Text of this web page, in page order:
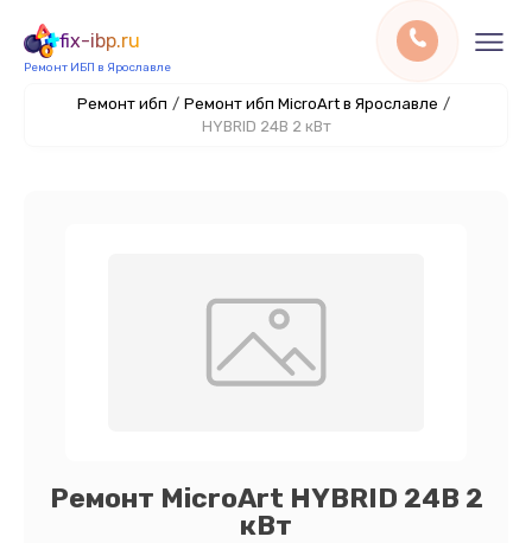
fix-ibp.ru
Ремонт ИБП в Ярославле
Ремонт ибп / Ремонт ибп MicroArt в Ярославле /
HYBRID 24В 2 кВт
Ремонт MicroArt HYBRID 24В 2
кВт